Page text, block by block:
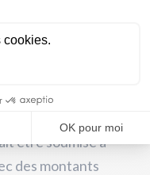
?
être soumise à
des montants